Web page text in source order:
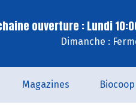
ouverture : Lundi
Dimanche :
Magazines Biocoop